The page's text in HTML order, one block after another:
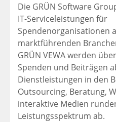
Die GRÜN Software
IT-Serviceleistungen für
Spendenorganisationen
marktführenden
GRÜN VEWA werden
Spenden und Beiträgen
Dienstleistungen in den
Outsourcing, Beratung,
interaktive Medien
Leistungsspektrum ab.